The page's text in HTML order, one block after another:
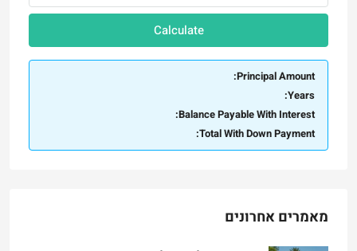
Calculate
Principal Amount:
Years:
Balance Payable With Interest:
Total With Down Payment:
מאמרים אחרונים